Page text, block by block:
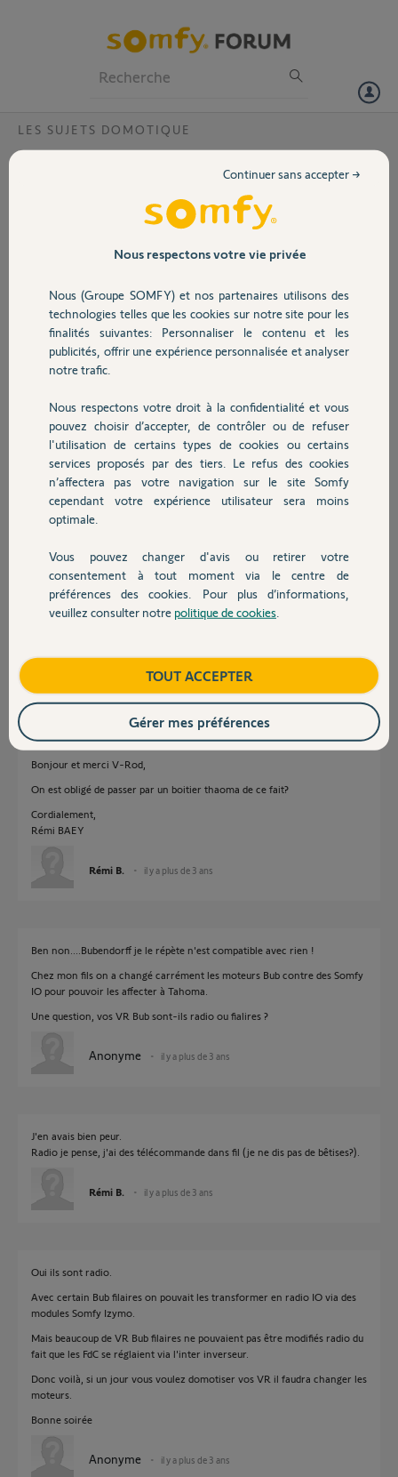
Volet
Sécurité
Domotique
Chauffage
Autres produits
Devis avec un pro
Contact
LES SUJETS DOMOTIQUE
Compatibilité console visiophone 350 et
Est-ce que le la console visiophone 350 et compatible avec des volets
Sur Google ou le forum, je ne suis tombé que sur des articles anciens
et pas avec exactement les mêmes références.
Merci d'avance,
Rémi B.
il y a plus de 3 ans
Participer au fil de discussion
Réponses
Bonjour Rémi,
C'est bien simple, Bubendorff n'est compatible avec rien....aucune
domotique ni système ne peut prendre en charge des VR Bub.
il y a plus de 3 ans
Bonjour et merci V-Rod,
On est obligé de passer par un boitier thaoma de ce fait?
Cordialement,
Rémi BAEY
Rémi B. il y a plus de 3 ans
Ben non....Bubendorff je le répète n'est compatible avec rien !
Chez mon fils on a changé carrément les moteurs Bub contre des Somfy
IO pour pouvoir les affecter à Tahoma.
Une question, vos VR Bub sont-ils radio ou fialires ?
Anonyme il y a plus de 3 ans
J'en avais bien peur.
Radio je pense, j'ai des télécommande dans fil (je ne dis pas de bêtises?).
Rémi B. il y a plus de 3 ans
Oui ils sont radio.
Avec certain Bub filaires on pouvait les transformer en radio IO via des
modules Somfy Izymo.
Mais beaucoup de VR Bub filaires ne pouvaient pas être modifiés radio du
fait que les FdC se réglaient via l'inter inverseur.
Donc voilà, si un jour vous voulez domotiser vos VR il faudra changer les
moteurs.
Bonne soirée
Anonyme il y a plus de 3 ans
Nous respectons votre vie privée
Nous (Groupe SOMFY) et nos partenaires utilisons des
technologies telles que les cookies sur notre site pour les
finalités suivantes: Personnaliser le contenu et les
publicités, offrir une expérience personnalisée et analyser
notre trafic.
Nous respectons votre droit à la confidentialité et vous
pouvez choisir d’accepter, de contrôler ou de refuser
l'utilisation de certains types de cookies ou certains
services proposés par des tiers. Le refus des cookies
n’affectera pas votre navigation sur le site Somfy
cependant votre expérience utilisateur sera moins
optimale.
Vous pouvez changer d'avis ou retirer votre
consentement à tout moment via le centre de
préférences des cookies. Pour plus d’informations,
veuillez consulter notre politique de cookies
Continuer sans accepter →
TOUT ACCEPTER
Gérer mes préférences